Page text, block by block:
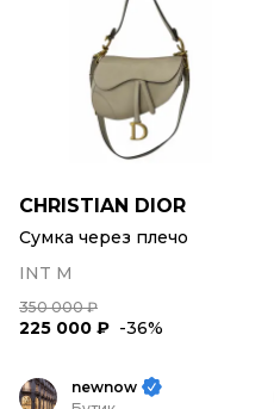
CHRISTIAN DIOR
Сумка через плечо
INT M
350 000 ₽
225 000 ₽ -36%
newnow